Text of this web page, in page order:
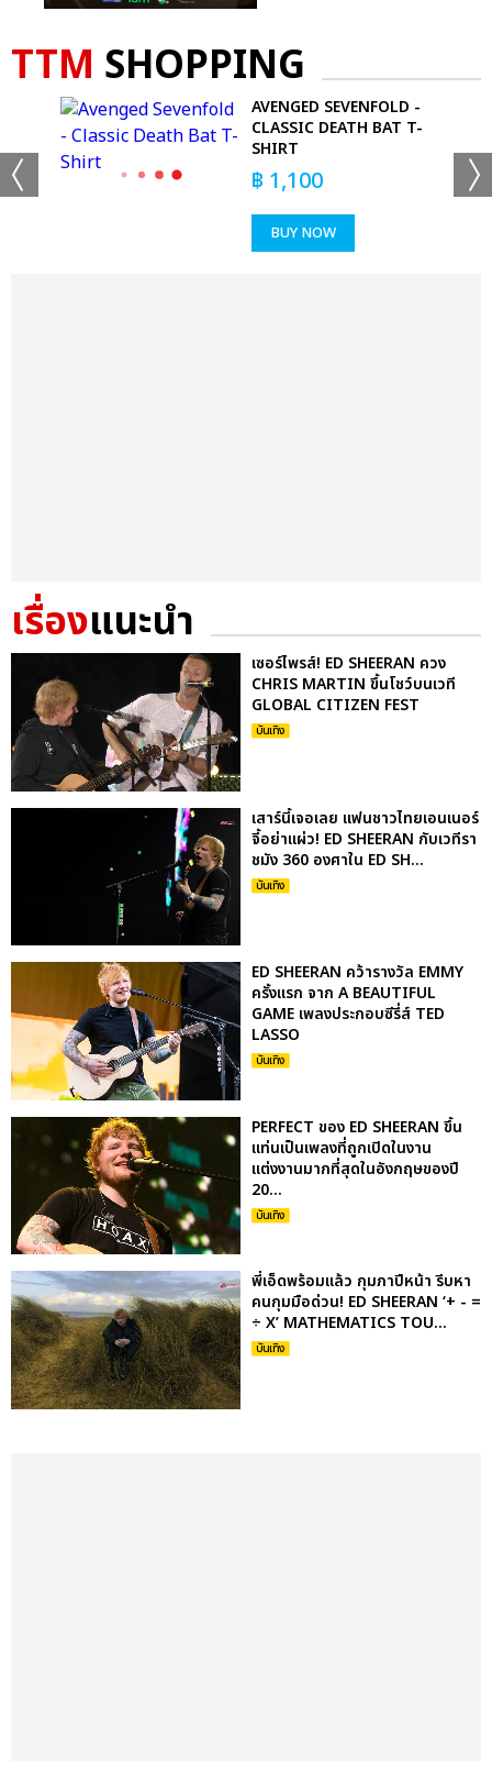
TTM SHOPPING
AVENGED SEVENFOLD -
CLASSIC DEATH BAT T-
SHIRT
฿ 1,100
BUY NOW
เรื่องแนะนำ
เซอร์ไพรส์! ED SHEERAN ควง
CHRIS MARTIN ขึ้นโชว์บนเวที
GLOBAL CITIZEN FEST
บันเทิง
เสาร์นี้เจอเลย แฟนชาวไทยเอนเนอร์
จี้อย่าแผ่ว! ED SHEERAN กับเวทีรา
ชมัง 360 องศาใน ED SH...
บันเทิง
ED SHEERAN คว้ารางวัล EMMY
ครั้งแรก จาก A BEAUTIFUL
GAME เพลงประกอบซีรี่ส์ TED
LASSO
บันเทิง
PERFECT ของ ED SHEERAN ขึ้น
แท่นเป็นเพลงที่ถูกเปิดในงาน
แต่งงานมากที่สุดในอังกฤษของปี
20...
บันเทิง
พี่เอ็ดพร้อมแล้ว กุมภาปีหน้า รีบหา
คนกุมมือด่วน! ED SHEERAN ‘+ - =
÷ X’ MATHEMATICS TOU...
บันเทิง